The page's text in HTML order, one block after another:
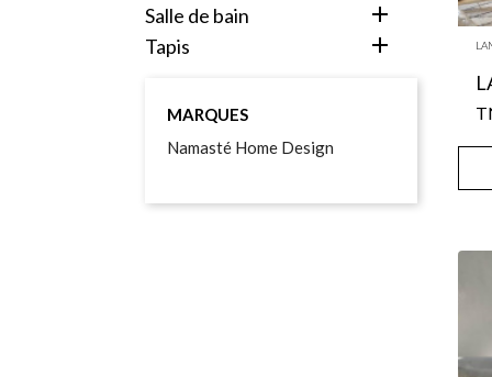
salle de bain 
tapis 
MARQUES
Namasté Home Design